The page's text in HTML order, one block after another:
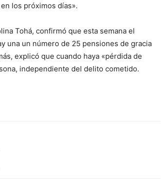
los próximos días».
Tohá, confirmó que esta semana el
una un número de 25 pensiones de gracia
explicó que cuando haya «pérdida de
independiente del delito cometido.